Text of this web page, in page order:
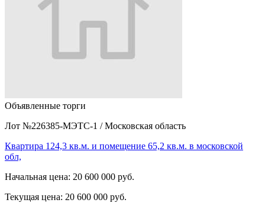
Объявленные торги
Лот №226385-МЭТС-1 / Московская область
Квартира 124,3 кв.м. и помещение 65,2 кв.м. в московской
обл,
Начальная цена: 20 600 000 руб.
Текущая цена: 20 600 000 руб.